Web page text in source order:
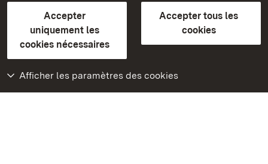
Accepter
uniquement les
cookies nécessaires
Accepter tous les
cookies
Afficher les paramètres des cookies
plus loin
Accueil
Monuments
Rendez-nous visite